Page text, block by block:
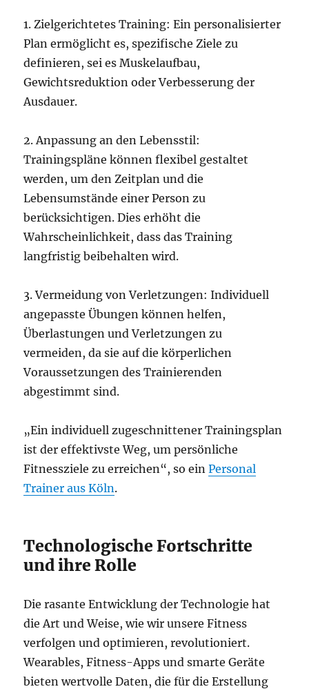
1. Zielgerichtetes Training: Ein personalisierter
Plan ermöglicht es, spezifische Ziele zu
definieren, sei es Muskelaufbau,
Gewichtsreduktion oder Verbesserung der
Ausdauer.
2. Anpassung an den Lebensstil:
Trainingspläne können flexibel gestaltet
werden, um den Zeitplan und die
Lebensumstände einer Person zu
berücksichtigen. Dies erhöht die
Wahrscheinlichkeit, dass das Training
langfristig beibehalten wird.
3. Vermeidung von Verletzungen: Individuell
angepasste Übungen können helfen,
Überlastungen und Verletzungen zu
vermeiden, da sie auf die körperlichen
Voraussetzungen des Trainierenden
abgestimmt sind.
„Ein individuell zugeschnittener Trainingsplan
ist der effektivste Weg, um persönliche
Fitnessziele zu erreichen“, so einPersonal
Trainer aus Köln.
Technologische Fortschritte
und ihre Rolle
Die rasante Entwicklung der Technologie hat
die Art und Weise, wie wir unsere Fitness
verfolgen und optimieren, revolutioniert.
Wearables, Fitness-Apps und smarte Geräte
bieten wertvolle Daten, die für die Erstellung